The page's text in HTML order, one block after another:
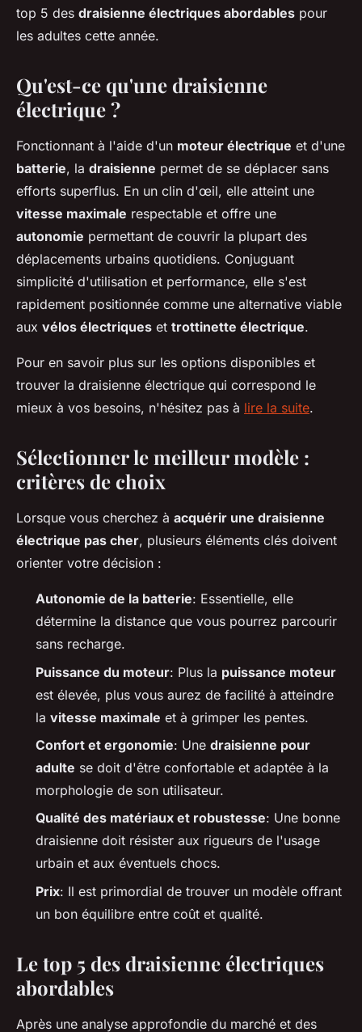
top 5 des draisienne électriques abordables pour
les adultes cette année.
Qu'est-ce qu'une draisienne
électrique ?
Fonctionnant à l'aide d'un moteur électrique et d'une
batterie, la draisienne permet de se déplacer sans
efforts superflus. En un clin d'œil, elle atteint une
vitesse maximale respectable et offre une
autonomie permettant de couvrir la plupart des
déplacements urbains quotidiens. Conjuguant
simplicité d'utilisation et performance, elle s'est
rapidement positionnée comme une alternative viable
aux vélos électriques et trottinette électrique.
Pour en savoir plus sur les options disponibles et
trouver la draisienne électrique qui correspond le
mieux à vos besoins, n'hésitez pas à lire la suite.
Sélectionner le meilleur modèle :
critères de choix
Lorsque vous cherchez à acquérir une draisienne
électrique pas cher, plusieurs éléments clés doivent
orienter votre décision :
Autonomie de la batterie: Essentielle, elle
détermine la distance que vous pourrez parcourir
sans recharge.
Puissance du moteur: Plus la puissance moteur
est élevée, plus vous aurez de facilité à atteindre
la vitesse maximale et à grimper les pentes.
Confort et ergonomie: Une draisienne pour
adulte se doit d'être confortable et adaptée à la
morphologie de son utilisateur.
Qualité des matériaux et robustesse: Une bonne
draisienne doit résister aux rigueurs de l'usage
urbain et aux éventuels chocs.
Prix: Il est primordial de trouver un modèle offrant
un bon équilibre entre coût et qualité.
Le top 5 des draisienne électriques
abordables
Après une analyse approfondie du marché et des